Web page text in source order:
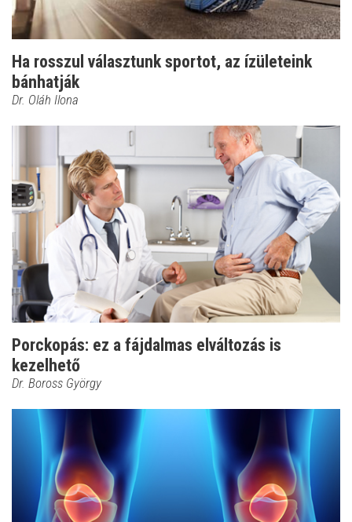
Ha rosszul választunk sportot, az ízületeink
bánhatják
Dr. Oláh Ilona
Porckopás: ez a fájdalmas elváltozás is
kezelhető
Dr. Boross György